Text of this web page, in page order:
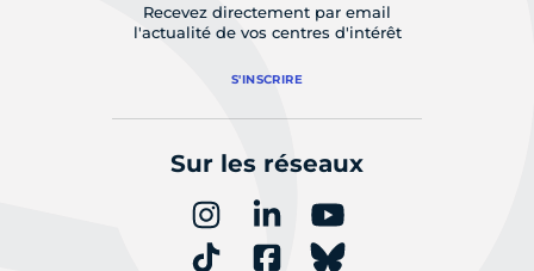
Recevez directement par email
l'actualité de vos centres d'intérêt
S'INSCRIRE
Sur les réseaux